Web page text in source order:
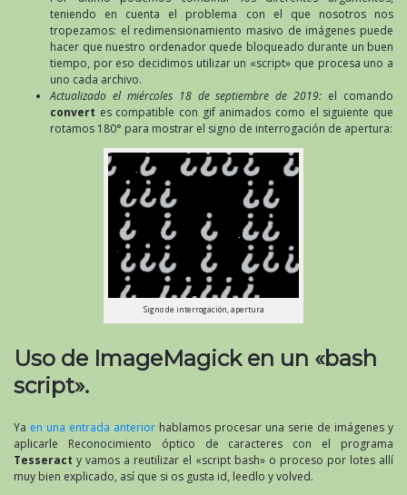
teniendo en cuenta el problema con el que nosotros nos
tropezamos: el redimensionamiento masivo de imágenes puede
hacer que nuestro ordenador quede bloqueado durante un buen
tiempo, por eso decidimos utilizar un «script» que procesa uno a
uno cada archivo.
Actualizado el miércoles 18 de septiembre de 2019: el comando
convert es compatible con gif animados como el siguiente que
rotamos 180° para mostrar el signo de interrogación de apertura:
Signo de interrogación, apertura
Uso de ImageMagick en un «bash
script».
Ya en una entrada anterior hablamos procesar una serie de imágenes y
aplicarle Reconocimiento óptico de caracteres con el programa
Tesseract y vamos a reutilizar el «script bash» o proceso por lotes allí
muy bien explicado, así que si os gusta id, leedlo y volved.